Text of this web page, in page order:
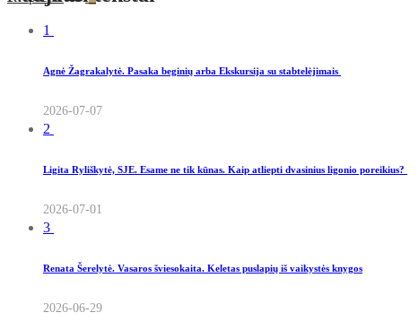
1
Agnė Žagrakalytė. Pasaka beginių arba Ekskursija su stabtelėjimais
2026-07-07
2
Ligita Ryliškytė, SJE. Esame ne tik kūnas. Kaip atliepti dvasinius ligonio poreikius?
2026-07-01
3
Renata Šerelytė. Vasaros šviesokaita. Keletas puslapių iš vaikystės knygos
2026-06-29